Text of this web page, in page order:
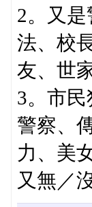
2。又
法、校
友、世
3。市
警察、
力、美
又無／